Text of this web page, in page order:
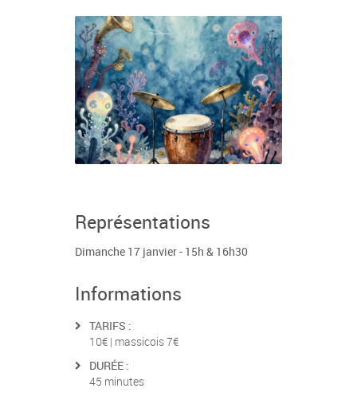
Représentations
Dimanche 17 janvier - 15h & 16h30
Informations
TARIFS :
10€ | massicois 7€
DURÉE :
45 minutes